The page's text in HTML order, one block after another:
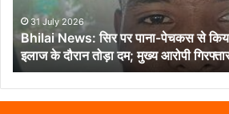
किया
था
जानलेवा
हमला,
इलाज
के
31 July 2026
Bhilai News: सिर पर पाना-पेचकस से
इलाज के दौरान तोड़ा दम; मुख्य आरोपी